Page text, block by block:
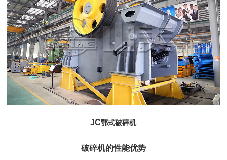
JC鄂式破碎机
破碎机的性能优势